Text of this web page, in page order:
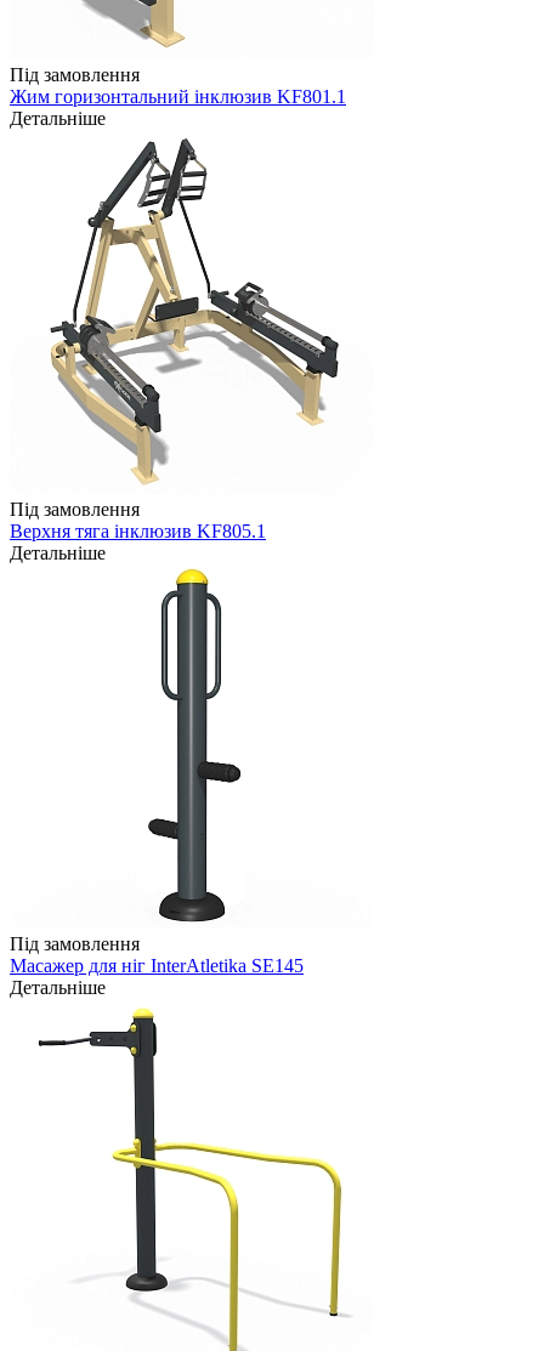
Під замовлення
Жим горизонтальний інклюзив KF801.1
Детальніше
Під замовлення
Верхня тяга інклюзив KF805.1
Детальніше
Під замовлення
Масажер для ніг InterAtletika SE145
Детальніше